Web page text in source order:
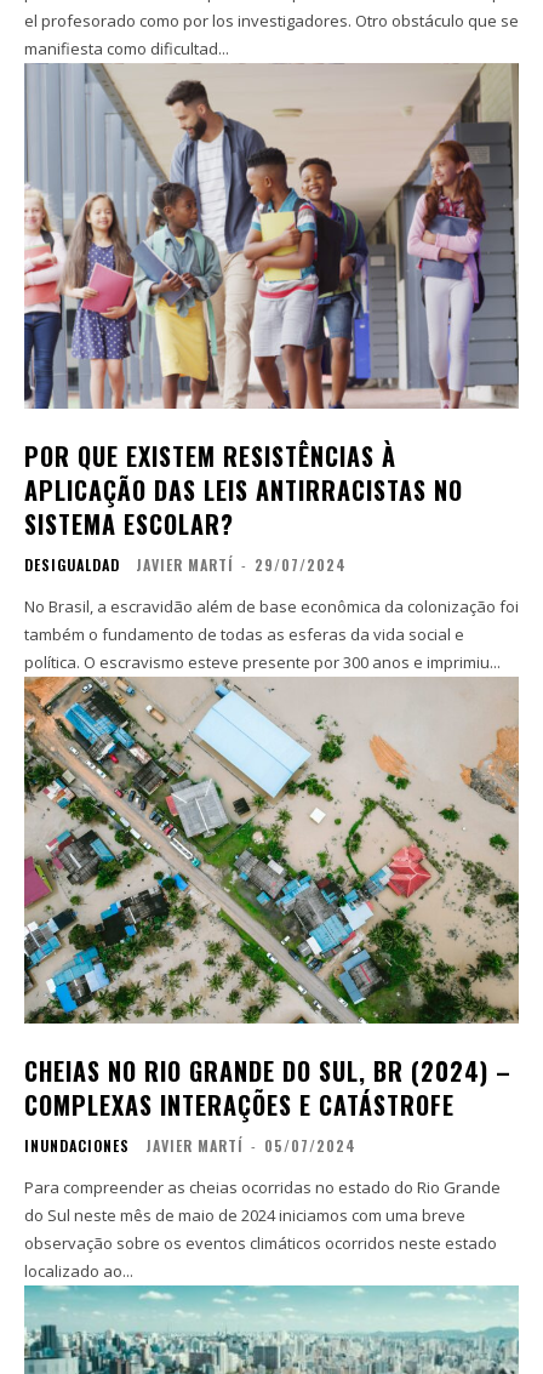
el profesorado como por los investigadores. Otro obstáculo que se
manifiesta como dificultad...
POR QUE EXISTEM RESISTÊNCIAS À
APLICAÇÃO DAS LEIS ANTIRRACISTAS NO
SISTEMA ESCOLAR?
DESIGUALDAD JAVIER MARTÍ - 29/07/2024
No Brasil, a escravidão além de base econômica da colonização foi
também o fundamento de todas as esferas da vida social e
política. O escravismo esteve presente por 300 anos e imprimiu...
CHEIAS NO RIO GRANDE DO SUL, BR (2024) –
COMPLEXAS INTERAÇÕES E CATÁSTROFE
INUNDACIONES JAVIER MARTÍ - 05/07/2024
Para compreender as cheias ocorridas no estado do Rio Grande
do Sul neste mês de maio de 2024 iniciamos com uma breve
observação sobre os eventos climáticos ocorridos neste estado
localizado ao...